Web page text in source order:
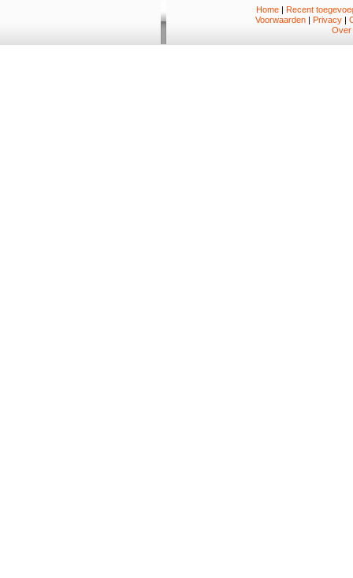
Home| Recent
Voorwaarden | Privacy |
Over